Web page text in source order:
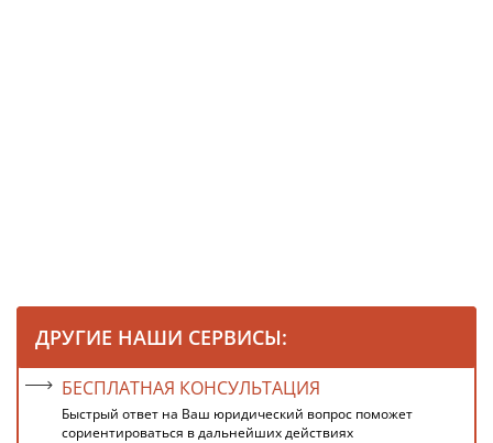
ДРУГИЕ НАШИ СЕРВИСЫ:
БЕСПЛАТНАЯ КОНСУЛЬТАЦИЯ
Быстрый ответ на Ваш юридический вопрос поможет
сориентироваться в дальнейших действиях